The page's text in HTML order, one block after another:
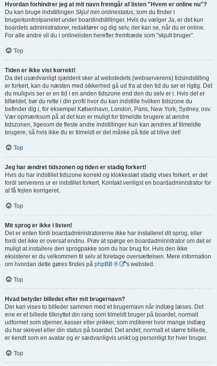
Hvordan forhindrer jeg at mit navn fremgår af listen "Hvem er online nu"?
Du kan bruge indstillingen Skjul min onlinestatus , som du finder i
brugerkontrolpanelet under boardindstillinger. Hvis du vælger Ja , er det kun
boardets administratorer, redaktører og dig selv, der kan se, når du er online.
For alle andre vil du i onlinelisten herefter fremtræde som "skjult bruger".
Top
Tiden er ikke vist korrekt!
Da det usædvanligt sjældent sker at webstedets (webserverens) tidsindstilling
er forkert, kan du næsten med sikkerhed gå ud fra at den tid du ser er rigtig. Det
du muligvis ser er en tid i en anden tidszone end den du selv er i. Hvis det er
tilfældet, bør du rette i din profil hvor du kan indstille hvilken tidszone du
befinder dig i, for eksempel København, London, Paris, New York, Sydney, osv.
Vær opmærksom på at det kun er muligt for tilmeldte brugere at ændre
tidszonen, ligesom de fleste andre indstillinger kun kan ændres af tilmeldte
brugere, så hvis ikke du er tilmeldt er det måske på tide at blive det!
Top
Jeg har ændret tidszonen og tiden er stadig forkert!
Hvis du har indstillet tidszone korrekt og klokkeslæt stadig vises forkert, er det
fordi serverens ur er indstillet forkert. Kontakt venligst en boardadministrator for
at få fejlen korrigeret.
Top
Mit sprog er ikke i listen!
Det er enten fordi boardadministratorerne ikke har installeret dit sprog, eller
fordi det ikke er oversat endnu. Prøv at spørge en boardadministrator om det er
muligt at installere den sprogpakke som du har brug for. Hvis den ikke
eksisterer er du velkommen til selv at foretage oversættelsen. Mere information
om hvordan dette gøres findes på phpBB ® 's websted.
Top
Hvad betyder billedet efter mit brugernavn?
Der kan vises to billeder sammen med et brugernavn når indlæg læses. Det
ene er et billede tilknyttet din rang som tilmeldt bruger på boardet, normalt
udformet som stjerner, kasser eller prikker, som indikerer hvor mange indlæg
du har skrevet eller din status på boardet. Det andet, normalt et større billede,
er kendt som en avatar og er sædvanligvis unikt og personligt for hver bruger.
Top